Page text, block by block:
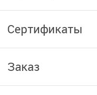
Сертификаты
Заказ